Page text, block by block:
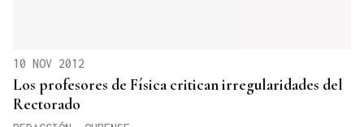
10 NOV 2012
Los profesores de Física critican irregularidades del
Rectorado